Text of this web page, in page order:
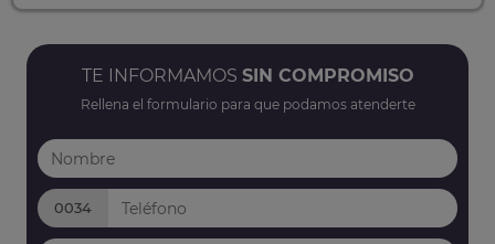
TE INFORMAMOS SIN COMPROMISO
Rellena el formulario para que podamos atenderte
0034